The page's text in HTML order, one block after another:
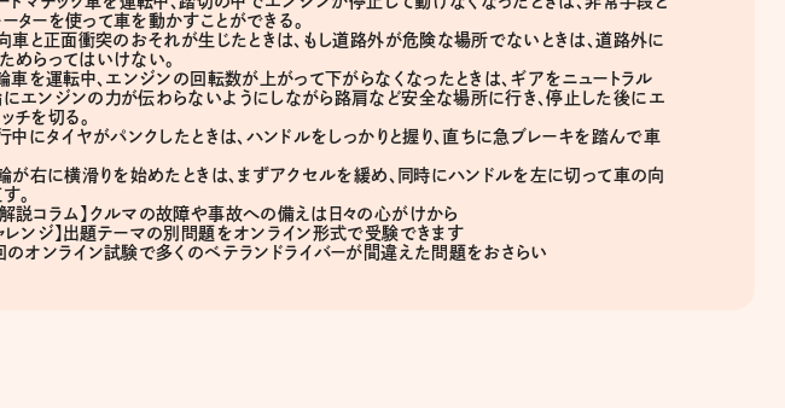
ターを使って車を動かすことができる。
車と正面衝突のおそれが生じたときは、もし道路外が危険な場所でないときは、道路外に
めらってはいけない。
車を運転中、エンジンの回転数が上がって下がらなくなったときは、ギアをニュートラル
エンジンの力が伝わらないようにしながら路肩など安全な場所に行き、停止した後にエ
チを切る。
中にタイヤがパンクしたときは、ハンドルをしっかりと握り、直ちに急ブレーキを踏んで車
が右に横滑りを始めたときは、まずアクセルを緩め、同時にハンドルを左に切って車の向
。
解説コラム】クルマの故障や事故への備えは日々の心がけから
レンジ】出題テーマの別問題をオンライン形式で受験できます
のオンライン試験で多くのベテランドライバーが間違えた問題をおさらい